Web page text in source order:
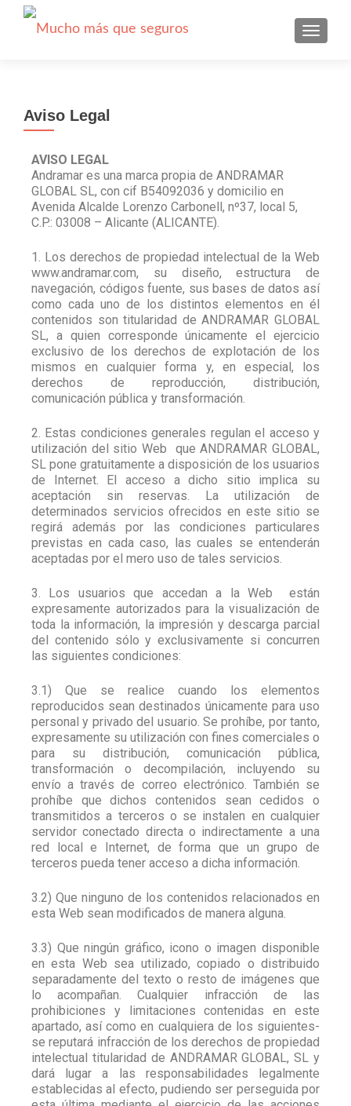
Aviso Legal
AVISO LEGAL
Andramar es una marca propia de ANDRAMAR
GLOBAL SL, con cif B54092036 y domicilio en
Avenida Alcalde Lorenzo Carbonell, nº37, local 5,
C.P.: 03008 – Alicante (ALICANTE).
1. Los derechos de propiedad intelectual de la Web
www.andramar.com, su diseño, estructura de
navegación, códigos fuente, sus bases de datos así
como cada uno de los distintos elementos en él
contenidos son titularidad de ANDRAMAR GLOBAL
SL, a quien corresponde únicamente el ejercicio
exclusivo de los derechos de explotación de los
mismos en cualquier forma y, en especial, los
derechos de reproducción, distribución,
comunicación pública y transformación.
2. Estas condiciones generales regulan el acceso y
utilización del sitio Web
que ANDRAMAR GLOBAL,
SL pone gratuitamente a disposición de los usuarios
de Internet. El acceso a dicho sitio implica su
aceptación sin reservas. La utilización de
determinados servicios ofrecidos en este sitio se
regirá además por las condiciones particulares
previstas en cada caso, las cuales se entenderán
aceptadas por el mero uso de tales servicios.
3. Los usuarios que accedan a la Web
están
expresamente autorizados para la visualización de
toda la información, la impresión y descarga parcial
del contenido sólo y exclusivamente si concurren
las siguientes condiciones:
3.1) Que se realice cuando los elementos
reproducidos sean destinados únicamente para uso
personal y privado del usuario. Se prohíbe, por tanto,
expresamente su utilización con fines comerciales o
para su distribución, comunicación pública,
transformación o decompilación, incluyendo su
envío a través de correo electrónico. También se
prohíbe que dichos contenidos sean cedidos o
transmitidos a terceros o se instalen en cualquier
servidor conectado directa o indirectamente a una
red local e Internet, de forma que un grupo de
terceros pueda tener acceso a dicha información.
3.2) Que ninguno de los contenidos relacionados en
esta Web sean modificados de manera alguna.
3.3) Que ningún gráfico, icono o imagen disponible
en esta Web sea utilizado, copiado o distribuido
separadamente del texto o resto de imágenes que
lo acompañan. Cualquier infracción de las
prohibiciones y limitaciones contenidas en este
apartado, así como en cualquiera de los siguientes-
se reputará infracción de los derechos de propiedad
intelectual titularidad de ANDRAMAR GLOBAL, SL y
dará lugar a las responsabilidades legalmente
establecidas al efecto, pudiendo ser perseguida por